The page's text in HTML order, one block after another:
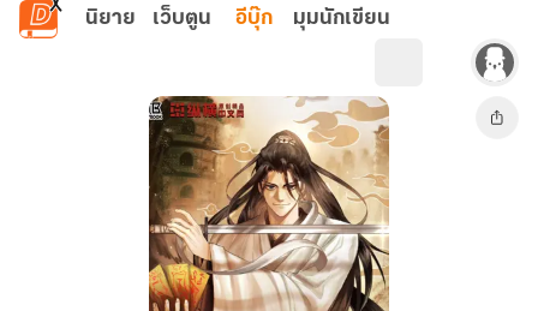
ข้ามไปยังเนื้อหาหลัก
นิยาย เว็บตูน อีบุ๊ก มุมนักเขียน